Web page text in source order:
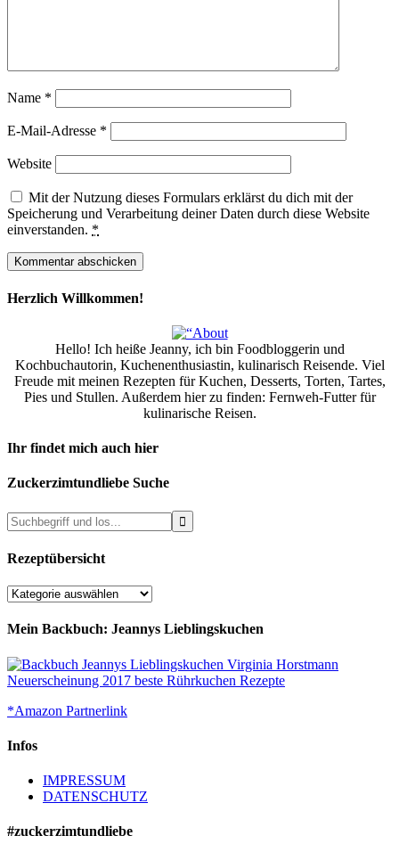
Name *
E-Mail-Adresse *
Website
Mit der Nutzung dieses Formulars erklärst du dich mit der
Speicherung und Verarbeitung deiner Daten durch diese Website
einverstanden. *
Herzlich Willkommen!
Hello! Ich heiße Jeanny, ich bin Foodbloggerin und
Kochbuchautorin, Kuchenenthusiastin, kulinarisch Reisende. Viel
Freude mit meinen Rezepten für Kuchen, Desserts, Torten, Tartes,
Pies und Stullen. Außerdem hier zu finden: Fernweh-Futter für
kulinarische Reisen.
Ihr findet mich auch hier
Zuckerzimtundliebe Suche
Rezeptübersicht
Rezeptübersicht
Mein Backbuch: Jeannys Lieblingskuchen
*Amazon Partnerlink
Infos
IMPRESSUM
DATENSCHUTZ
#zuckerzimtundliebe